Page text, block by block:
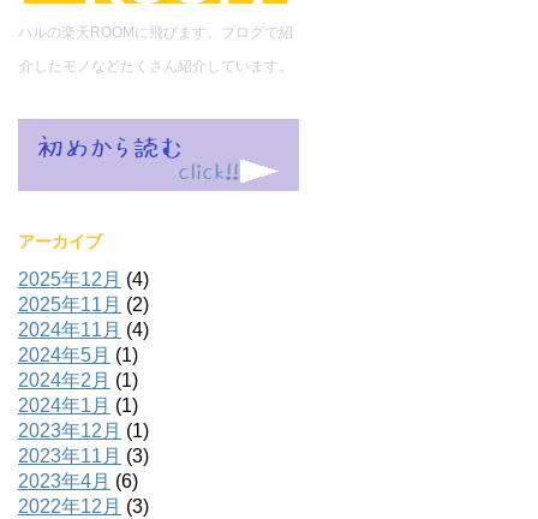
ハルの楽天ROOMに飛びます。ブログで紹
介したモノなどたくさん紹介しています。
アーカイブ
2025年12月 (4)
2025年11月 (2)
2024年11月 (4)
2024年5月 (1)
2024年2月 (1)
2024年1月 (1)
2023年12月 (1)
2023年11月 (3)
2023年4月 (6)
2022年12月 (3)